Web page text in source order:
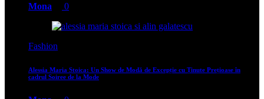
Mona 0
Fashion
Alessia Maria Stoica: Un Show de Modă de Excepție cu Ținute Prețioase în
cadrul Soiree de la Mode